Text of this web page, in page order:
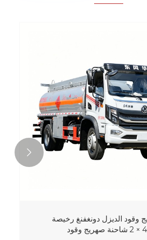
وقود الديزل دونغفنغ رخيصة
